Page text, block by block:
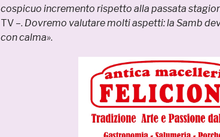
cospicuo incremento rispetto alla passata
TV –. Dovremo valutare molti aspetti: la Samb
con calma».